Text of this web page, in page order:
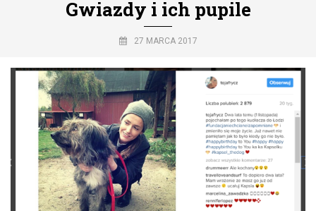
Gwiazdy i ich pupile
27 MARCA 2017